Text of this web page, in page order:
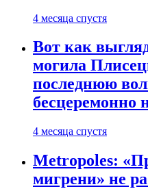
4 месяца спустя
Вот как
могила
последнюю
бесцеремонно
4 месяца спустя
Metropoles:
мигрени» не